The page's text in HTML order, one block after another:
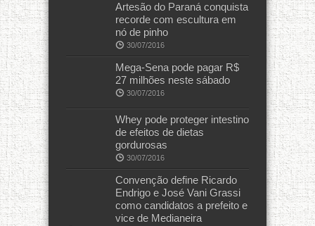
Artesão do Paraná conquista
recorde com escultura em
nó de pinho
30/07/2016
Mega-Sena pode pagar R$
27 milhões neste sábado
30/07/2016
Whey pode proteger intestino
de efeitos de dietas
gordurosas
30/07/2016
Convenção define Ricardo
Endrigo e José Vani Grassi
como candidatos a prefeito e
vice de Medianeira